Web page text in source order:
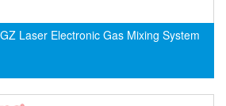
Laser Electronic Gas Mixing System